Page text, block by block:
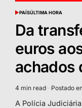
POSTED
PAÍSÚLTIMA HORA
Da
euros
achados
Estimated
read
4 min read Postado
A Polícia